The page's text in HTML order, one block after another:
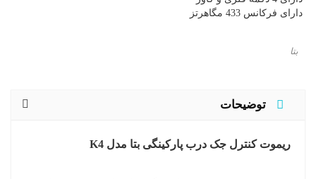
دارای فرکانس 433 مگاهرتز
بتا
توضیحات
ریموت کنترل جک درب پارکینگی بتا مدل K4